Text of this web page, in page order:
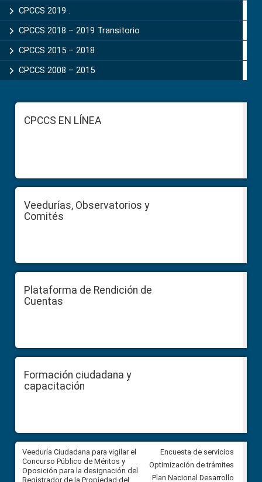
CPCCS 2019 .
CPCCS 2018 – 2019 Transitorio
CPCCS 2015 – 2018
CPCCS 2008 – 2015
FooterCPCCS EN LÍNEA
Veedurías, Observatorios y
Comités
Plataforma de Rendición de
Cuentas
Formación ciudadana y
capacitación
Veeduría Ciudadana para vigilar el
Concurso Público de Méritos y
Oposición para la designación del
Registrador de la Propiedad del
Veeduría Ciudadana para
construcción del asfaltado de
Ballenita del cantón Santa
Encuesta de servicios
Optimización de trámites
Plan Nacional Desarrollo